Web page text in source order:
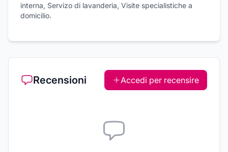
interna, Servizo di lavanderia, Visite specialistiche a
domicilio.
Recensioni Accedi per recensire